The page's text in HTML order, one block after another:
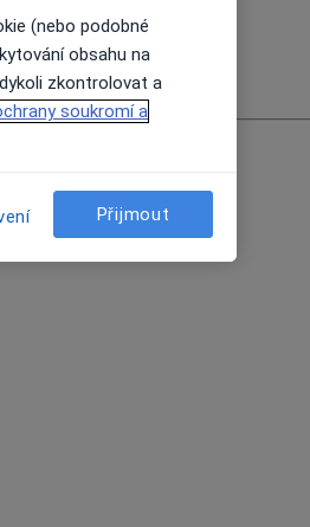
(nebo podobné
obsahu na
zkontrolovat a
soukromí a
Přijmout